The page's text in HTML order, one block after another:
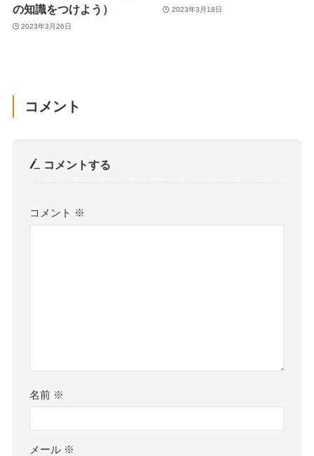
の知識をつけよう）
2023年3月26日
2023年3月18日
コメント
コメントする
コメント ※
名前 ※
メール ※